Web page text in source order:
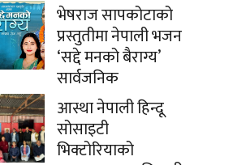
भेषराज सापकोटाको
प्रस्तुतीमा नेपाली भजन
‘सद्दे मनको बैराग्य’
सार्वजनिक
आस्था नेपाली हिन्दू
सोसाइटी
भिक्टोरियाको